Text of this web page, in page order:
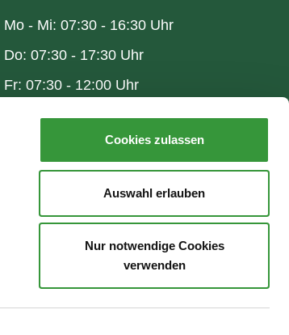
Cookies zulassen
Auswahl erlauben
Nur notwendige Cookies
verwenden
Mo - Mi: 07:30 - 16:30 Uhr
Do: 07:30 - 17:30 Uhr
Fr: 07:30 - 12:00 Uhr